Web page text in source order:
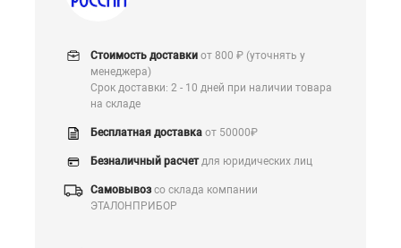
Стоимость доставки от 800 ₽ (уточнять у
менеджера)
Срок доставки: 2 - 10 дней при наличии товара
на складе
Бесплатная доставка от 50000₽
Безналичный расчетдля юридических лиц
Самовывозсо склада компании
ЭТАЛОНПРИБОР